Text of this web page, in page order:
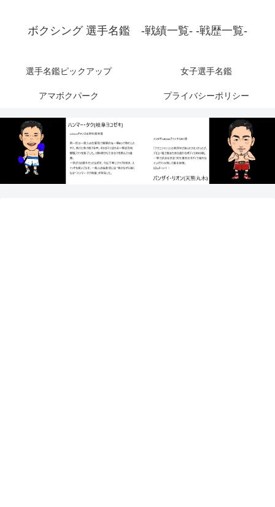
ボクシング 選手名鑑 -戦績一覧- -戦歴一覧-
選手名鑑ピックアップ 女子選手名鑑
アマボクパーク プライバシーポリシー